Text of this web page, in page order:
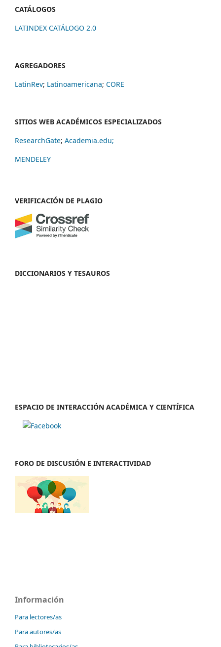
CATÁLOGOS
LATINDEX CATÁLOGO 2.0
AGREGADORES
LatinRev; Latinoamericana; CORE
SITIOS WEB ACADÉMICOS ESPECIALIZADOS
ResearchGate; Academia.edu;
MENDELEY
VERIFICACIÓN DE PLAGIO
DICCIONARIOS Y TESAUROS
ESPACIO DE INTERACCIÓN ACADÉMICA Y CIENTÍFICA
FORO DE DISCUSIÓN E INTERACTIVIDAD
Información
Para lectores/as
Para autores/as